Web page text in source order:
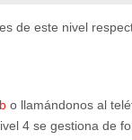
de este nivel
o llamándonos al
4 se gestiona de